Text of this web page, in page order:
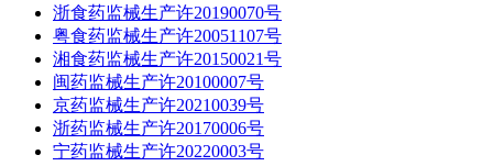
浙食药监械生产许20190070号
粤食药监械生产许20051107号
湘食药监械生产许20150021号
闽药监械生产许20100007号
京药监械生产许20210039号
浙药监械生产许20170006号
宁药监械生产许20220003号